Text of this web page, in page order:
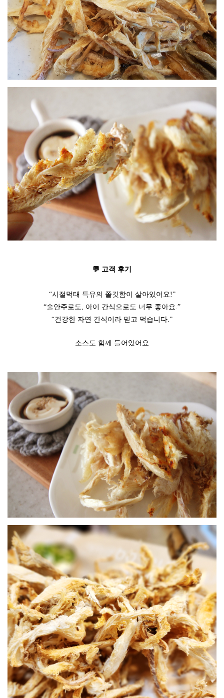
💬 고객 후기
“시절먹태 특유의 쫄깃함이 살아있어요!”
“술안주로도, 아이 간식으로도 너무 좋아요.”
“건강한 자연 간식이라 믿고 먹습니다.”
소스도 함께 들어있어요